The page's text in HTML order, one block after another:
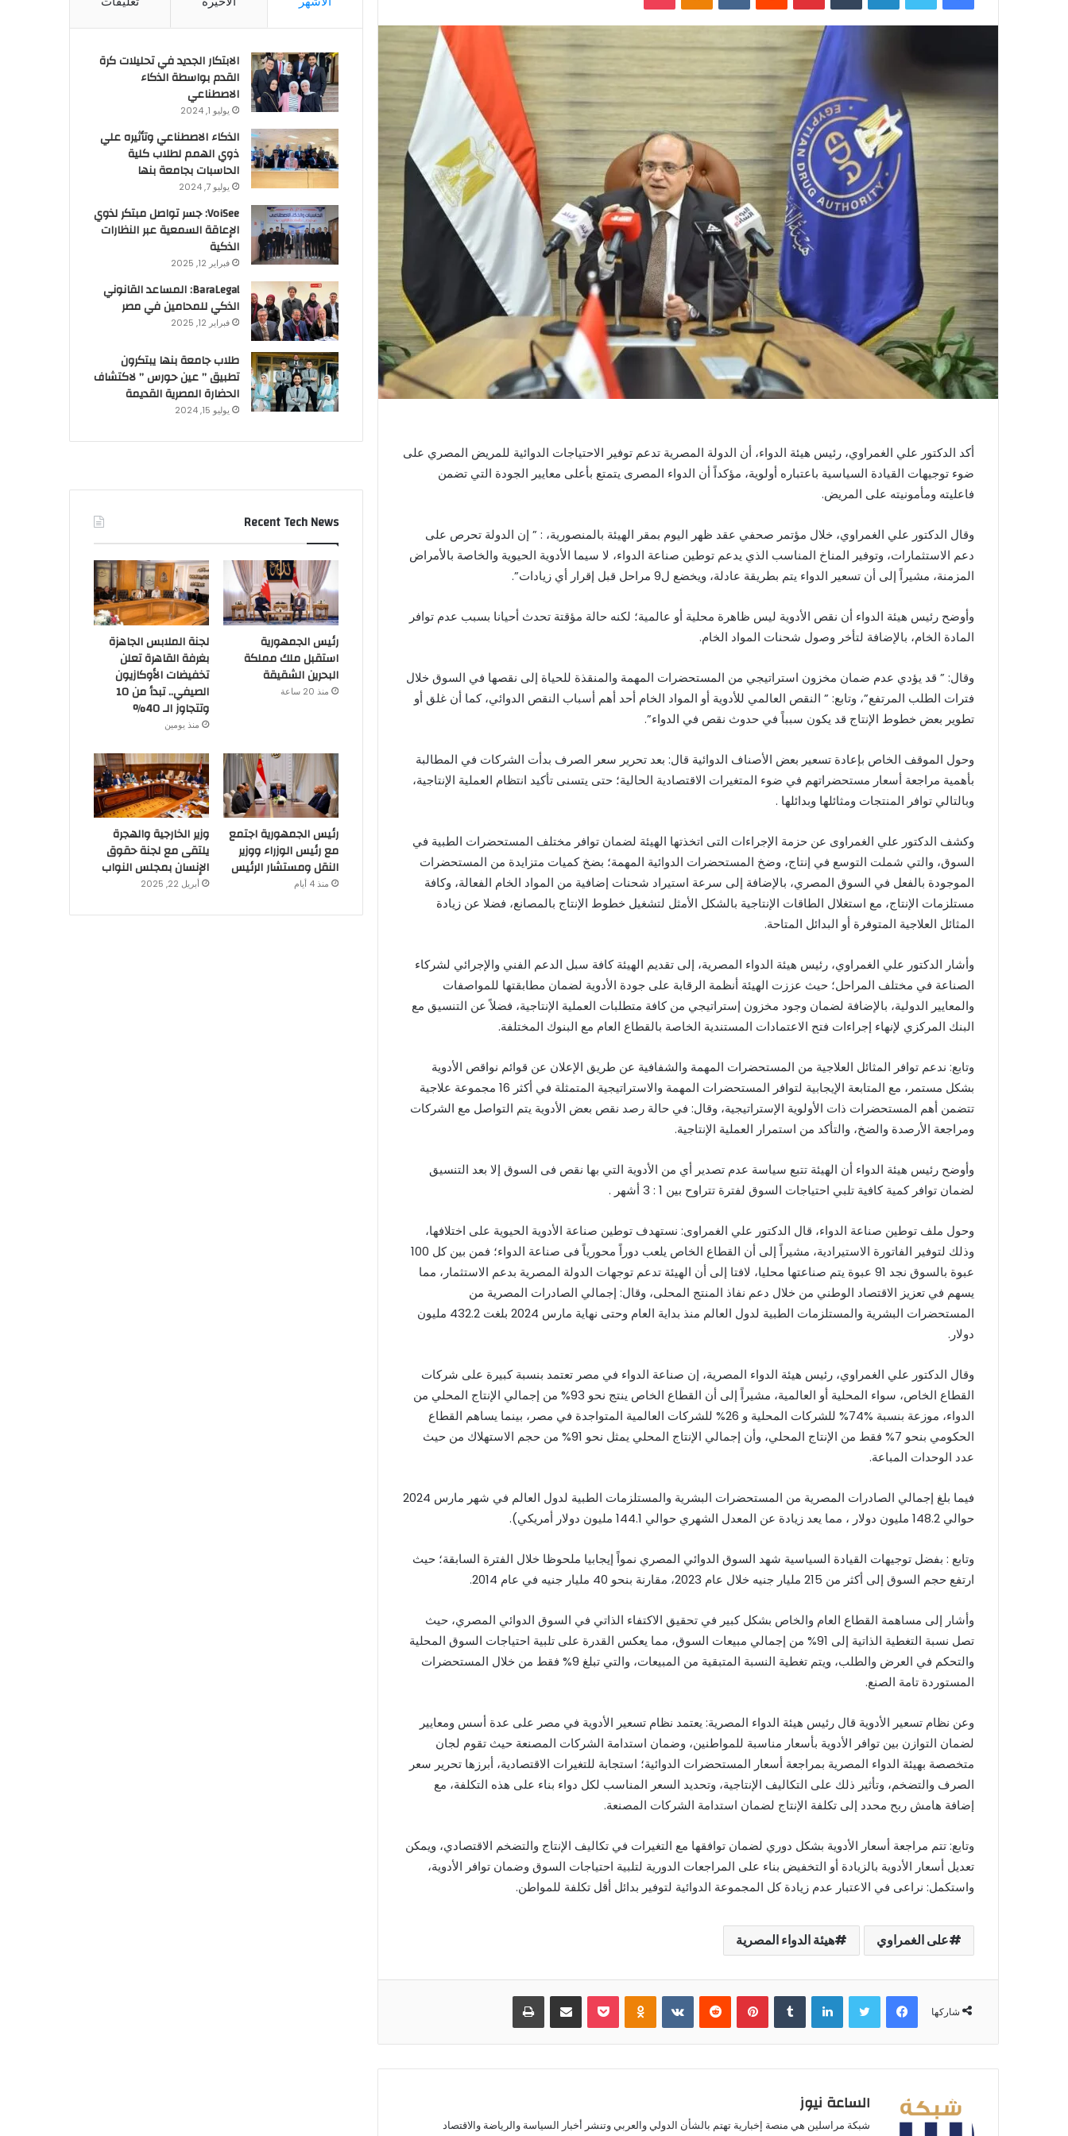
أكد الدكتور علي الغمراوي، رئيس هيئة الدواء، أن الدولة المصرية تدعم توفير الاحتياجات الدوائية للمريض المصري على
ضوء توجيهات القيادة السياسية باعتباره أولوية، مؤكداً أن الدواء المصرى يتمتع بأعلى معايير الجودة التي تضمن
فاعليته ومأمونيته على المريض.
وقال الدكتور علي الغمراوي، خلال مؤتمر صحفي عقد ظهر اليوم بمقر الهيئة بالمنصورية، : ” إن الدولة تحرص على
دعم الاستثمارات، وتوفير المناخ المناسب الذي يدعم توطين صناعة الدواء، لا سيما الأدوية الحيوية والخاصة بالأمراض
المزمنة، مشيراً إلى أن تسعير الدواء يتم بطريقة عادلة، ويخضع ل9 مراحل قبل إقرار أي زيادات”.
وأوضح رئيس هيئة الدواء أن نقص الأدوية ليس ظاهرة محلية أو عالمية؛ لكنه حالة مؤقتة تحدث أحيانا بسبب عدم توافر
المادة الخام، بالإضافة لتأخر وصول شحنات المواد الخام.
وقال: ” قد يؤدي عدم ضمان مخزون استراتيجي من المستحضرات المهمة والمنقذة للحياة إلى نقصها في السوق خلال
فترات الطلب المرتفع”، وتابع: ” النقص العالمي للأدوية أو المواد الخام أحد أهم أسباب النقص الدوائي، كما أن غلق أو
تطوير بعض خطوط الإنتاج قد يكون سبباً في حدوث نقص في الدواء”.
وحول الموقف الخاص بإعادة تسعير بعض الأصناف الدوائية قال: بعد تحرير سعر الصرف بدأت الشركات في المطالبة
بأهمية مراجعة أسعار مستحضراتهم في ضوء المتغيرات الاقتصادية الحالية؛ حتى يتسنى تأكيد انتظام العملية الإنتاجية،
وبالتالي توافر المنتجات ومثائلها وبدائلها .
وكشف الدكتور علي الغمراوى عن حزمة الإجراءات التى اتخذتها الهيئة لضمان توافر مختلف المستحضرات الطبية في
السوق، والتي شملت التوسع في إنتاج، وضخ المستحضرات الدوائية المهمة؛ بضخ كميات متزايدة من المستحضرات
الموجودة بالفعل في السوق المصري، بالإضافة إلى سرعة استيراد شحنات إضافية من المواد الخام الفعالة، وكافة
مستلزمات الإنتاج، مع استغلال الطاقات الإنتاجية بالشكل الأمثل لتشغيل خطوط الإنتاج بالمصانع، فضلا عن زيادة
المثائل العلاجية المتوفرة أو البدائل المتاحة.
وأشار الدكتور علي الغمراوي، رئيس هيئة الدواء المصرية، إلى تقديم الهيئة كافة سبل الدعم الفني والإجرائي لشركاء
الصناعة في مختلف المراحل؛ حيث عززت الهيئة أنظمة الرقابة على جودة الأدوية لضمان مطابقتها للمواصفات
والمعايير الدولية، بالإضافة لضمان وجود مخزون إستراتيجي من كافة متطلبات العملية الإنتاجية، فضلاً عن التنسيق مع
البنك المركزي لإنهاء إجراءات فتح الاعتمادات المستندية الخاصة بالقطاع العام مع البنوك المختلفة.
وتابع: ندعم توافر المثائل العلاجية من المستحضرات المهمة والشفافية عن طريق الإعلان عن قوائم نواقص الأدوية
بشكل مستمر، مع المتابعة الإيجابية لتوافر المستحضرات المهمة والاستراتيجية المتمثلة في أكثر 16 مجموعة علاجية
تتضمن أهم المستحضرات ذات الأولوية الإستراتيجية، وقال: في حالة رصد نقص بعض الأدوية يتم التواصل مع الشركات
ومراجعة الأرصدة والضخ، والتأكد من استمرار العملية الإنتاجية.
وأوضح رئيس هيئة الدواء أن الهيئة تتبع سياسة عدم تصدير أي من الأدوية التي بها نقص فى السوق إلا بعد التنسيق
لضمان توافر كمية كافية تلبي احتياجات السوق لفترة تتراوح بين 1 : 3 أشهر .
وحول ملف توطين صناعة الدواء، قال الدكتور علي الغمراوى: نستهدف توطين صناعة الأدوية الحيوية على اختلافها،
وذلك لتوفير الفاتورة الاستيرادية، مشيراً إلى أن القطاع الخاص يلعب دوراً محورياً فى صناعة الدواء؛ فمن بين كل 100
عبوة بالسوق نجد 91 عبوة يتم صناعتها محليا، لافتا إلى أن الهيئة تدعم توجهات الدولة المصرية بدعم الاستثمار، مما
يسهم في تعزيز الاقتصاد الوطني من خلال دعم نفاذ المنتج المحلى، وقال: إجمالي الصادرات المصرية من
المستحضرات البشرية والمستلزمات الطبية لدول العالم منذ بداية العام وحتى نهاية مارس 2024 بلغت 432.2 مليون
دولار.
وقال الدكتور علي الغمراوي، رئيس هيئة الدواء المصرية، إن صناعة الدواء في مصر تعتمد بنسبة كبيرة على شركات
القطاع الخاص، سواء المحلية أو العالمية، مشيراً إلى أن القطاع الخاص ينتج نحو 93% من إجمالي الإنتاج المحلي من
الدواء، موزعة بنسبة %74% للشركات المحلية و 26% للشركات العالمية المتواجدة في مصر، بينما يساهم القطاع
الحكومي بنحو 7% فقط من الإنتاج المحلي، وأن إجمالي الإنتاج المحلي يمثل نحو 91% من حجم الاستهلاك من حيث
عدد الوحدات المباعة.
فيما بلغ إجمالي الصادرات المصرية من المستحضرات البشرية والمستلزمات الطبية لدول العالم في شهر مارس 2024
حوالي 148.2 مليون دولار ، مما يعد زيادة عن المعدل الشهري حوالي 144.1 مليون دولار أمريكي).
وتابع : بفضل توجيهات القيادة السياسية شهد السوق الدوائي المصري نمواً إيجابيا ملحوظا خلال الفترة السابقة؛ حيث
ارتفع حجم السوق إلى أكثر من 215 مليار جنيه خلال عام 2023، مقارنة بنحو 40 مليار جنيه في عام 2014.
وأشار إلى مساهمة القطاع العام والخاص بشكل كبير في تحقيق الاكتفاء الذاتي في السوق الدوائي المصري، حيث
تصل نسبة التغطية الذاتية إلى 91% من إجمالي مبيعات السوق، مما يعكس القدرة على تلبية احتياجات السوق المحلية
والتحكم في العرض والطلب، ويتم تغطية النسبة المتبقية من المبيعات، والتي تبلغ 9% فقط من خلال المستحضرات
المستوردة تامة الصنع.
وعن نظام تسعير الأدوية قال رئيس هيئة الدواء المصرية: يعتمد نظام تسعير الأدوية في مصر على عدة أسس ومعايير
لضمان التوازن بين توافر الأدوية بأسعار مناسبة للمواطنين، وضمان استدامة الشركات المصنعة حيث تقوم لجان
متخصصة بهيئة الدواء المصرية بمراجعة أسعار المستحضرات الدوائية؛ استجابة للتغيرات الاقتصادية، أبرزها تحرير سعر
الصرف والتضخم، وتأثير ذلك على التكاليف الإنتاجية، وتحديد السعر المناسب لكل دواء بناء على هذه التكلفة، مع
إضافة هامش ربح محدد إلى تكلفة الإنتاج لضمان استدامة الشركات المصنعة.
وتابع: تتم مراجعة أسعار الأدوية بشكل دوري لضمان توافقها مع التغيرات في تكاليف الإنتاج والتضخم الاقتصادي، ويمكن
تعديل أسعار الأدوية بالزيادة أو التخفيض بناء على المراجعات الدورية لتلبية احتياجات السوق وضمان توافر الأدوية،
واستكمل: نراعى في الاعتبار عدم زيادة كل المجموعة الدوائية لتوفير بدائل أقل تكلفة للمواطن.
على الغمراوي هيئة الدواء المصرية
شاركها
فيسبوكتويتر لينكدإن بينتيريست Odnoklassniki
بوكيت مشاركة عبر البريد طباعة
الساعة نيوز
شبكة مراسلين هي منصة إخبارية تهتم بالشأن الدولي والعربي وتنشر أخبار السياسة والرياضة والاقتصاد
الابتكار الجديد في تحليلات كرة
القدم بواسطة الذكاء
الاصطناعي
يوليو 1, 2024
الذكاء الاصطناعي وتأثيره علي
ذوي الهمم لطلاب كلية
الحاسبات بجامعة بنها
يوليو 7, 2024
VoiSee: جسر تواصل مبتكر لذوي
الإعاقة السمعية عبر النظارات
الذكية
فبراير 12, 2025
BaraLegal: المساعد القانوني
الذكي للمحامين في مصر
فبراير 12, 2025
طلاب جامعة بنها يبتكرون
تطبيق ” عين حورس ” لاكتشاف
الحضارة المصرية القديمة
يوليو 15, 2024
Recent Tech News
رئيس الجمهورية
استقبل ملك مملكة
البحرين الشقيقة
منذ 20 ساعة
لجنة الملابس الجاهزة
بغرفة القاهرة تعلن
تخفيضات الأوكازيون
الصيفي.. تبدأ من 10
وتتجاوز الـ 40%
منذ يومين
رئيس الجمهورية اجتمع
مع رئيس الوزراء ووزير
النقل ومستشار الرئيس
منذ 4 أيام
وزير الخارجية والهجرة
يلتقى مع لجنة حقوق
الإنسان بمجلس النواب
أبريل 22, 2025